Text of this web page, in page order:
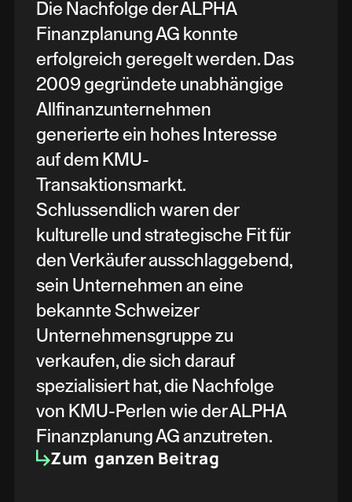
Die Nachfolge der ALPHA
Finanzplanung AG konnte
erfolgreich geregelt werden. Das
2009 gegründete unabhängige
Allfinanzunternehmen
generierte ein hohes Interesse
auf dem KMU-
Transaktionsmarkt.
Schlussendlich waren der
kulturelle und strategische Fit für
den Verkäufer ausschlaggebend,
sein Unternehmen an eine
bekannte Schweizer
Unternehmensgruppe zu
verkaufen, die sich darauf
spezialisiert hat, die Nachfolge
von KMU-Perlen wie der ALPHA
Finanzplanung AG anzutreten.
Zum ganzen Beitrag